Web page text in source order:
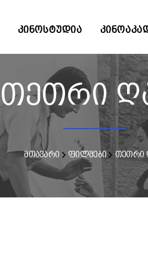
ᲙᲘᲜᲝᲡᲢᲣᲓᲘᲐ
თეთრი
მთავარი ფილმები თეთრი